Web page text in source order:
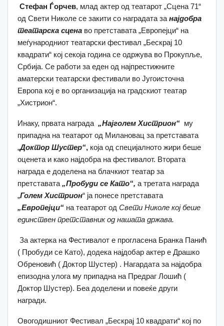
Стефан Ѓорчев, млад актер од театарот „Сцена 71“
од Свети Николе се закити со наградата за најдобра
театарска сцена во претставaта „Европејци“ на
меѓународниот театарски фестивaл „Бескрај 10
квадрати“ кој секоја година се одржува во Прокупље,
Србија. Се работи за едeн од најпрестижните
аматерски театарски фестивали во Југоисточна
Европа кој е во организација на градскиот театар
„Хистрион“.
Инаку, првата награда „Најголем Хистрион“ му
припадна на театарот од Милановац за претставата
„Доктор Шустер“, која од специјалното жири беше
оценета и како најдобра на фестивалот. Втората
награда е доделена на блачкиот театар за
претставата „Пробуди се Като“, а третата награда
„Голем Хистрион“ ја понесе претставата
„Европејци“ на театарот од Свети Николе кој беше
единствен претставник од нашата држава.
За актерка на Фестивалот е прогласена Бранка Панић
( Пробуди се Като), додека најдобар актер е Драшко
Обреновић ( Доктор Шустер) . Нагардата за најдобра
епизодна улога му припадна на Предраг Лошић (
Доктор Шустер). Беа доделени и повеќе други
награди.
Овогодишниот Фестивал „Бескрај 10 квадрати“ кој по